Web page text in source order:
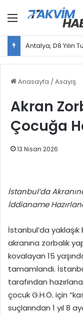
Menü
Antalya, D8 Yılın
Anasayfa / Asayiş
Akran
Çocuğa
13 Nisan 2026
İstanbul’da
İddianame
İstanbul’da
akranına zorbalık
kovalayan 15
tamamlandı.
tarafından
çocuk G.H.Ö. için
suçlarından 1 yıl 8